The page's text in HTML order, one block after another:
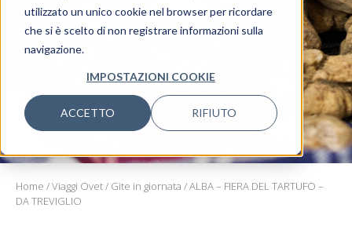
utilizzato un unico cookie nel browser per ricordare
che si è scelto di non registrare informazioni sulla
navigazione.
IMPOSTAZIONI COOKIE
ACCETTO RIFIUTO
Viaggia ovunque, viaggia Ovet.
Home /Viaggi Ovet/ Gite in giornata / ALBA – FIERA DEL TARTUFO –
DA TREVIGLIO